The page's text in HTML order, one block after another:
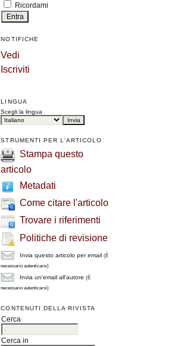
Ricordami
NOTIFICHE
Vedi
Iscriviti
LINGUA
Scegli la lingua
STRUMENTI PER L'ARTICOLO
Stampa questo
articolo
Metadati
Come citare l'articolo
Trovare i riferimenti
Politiche di revisione
Invia questo articolo per email(È
necessario autenticarsi)
Invia un'email all'autore(È
necessario autenticarsi)
CONTENUTI DELLA RIVISTA
Cerca
Cerca in